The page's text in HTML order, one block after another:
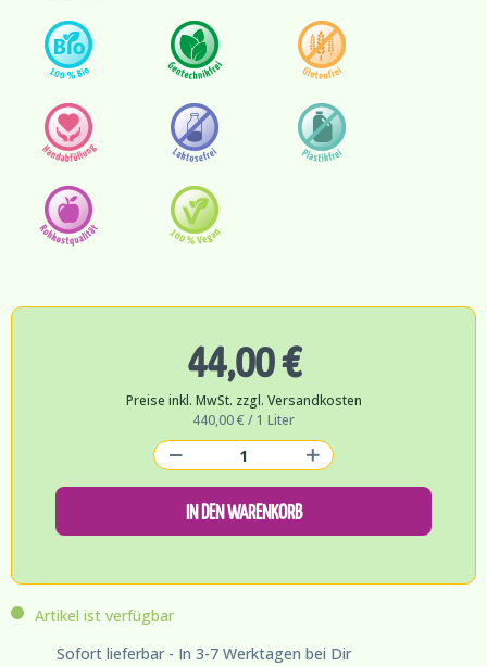
44,00 €
Preise inkl. MwSt. zzgl. Versandkosten
440,00 € / 1 Liter
IN DEN WARENKORB
Artikel ist verfügbar
Sofort lieferbar - In 3-7 Werktagen bei Dir